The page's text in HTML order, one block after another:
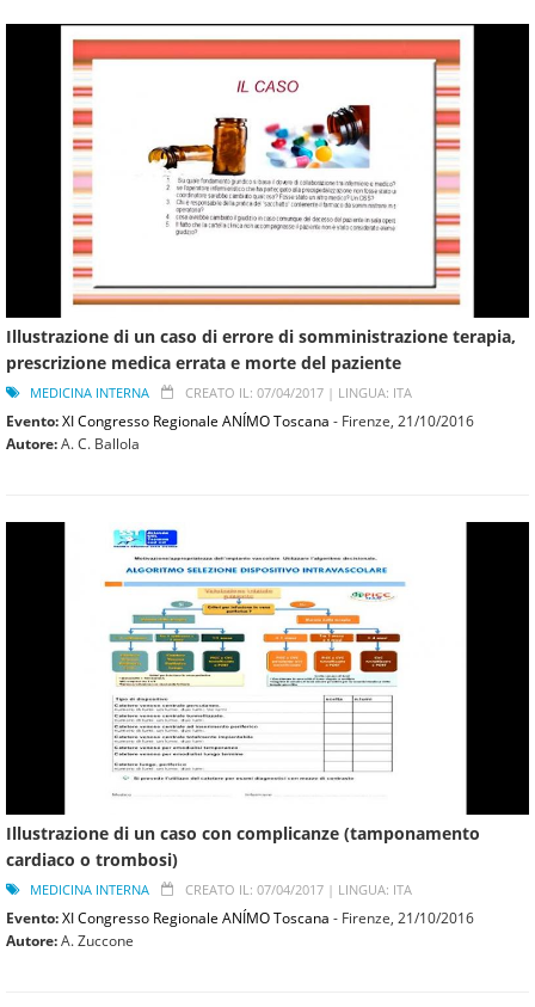
Illustrazione di un caso di errore di somministrazione terapia,
prescrizione medica errata e morte del paziente
MEDICINA INTERNA CREATO IL: 07/04/2017 | LINGUA: ITA
Evento:XI Congresso Regionale ANÍMO Toscana - Firenze, 21/10/2016
Autore:A. C. Ballola
Illustrazione di un caso con complicanze (tamponamento
cardiaco o trombosi)
MEDICINA INTERNA CREATO IL: 07/04/2017 | LINGUA: ITA
Evento:XI Congresso Regionale ANÍMO Toscana - Firenze, 21/10/2016
Autore:A. Zuccone